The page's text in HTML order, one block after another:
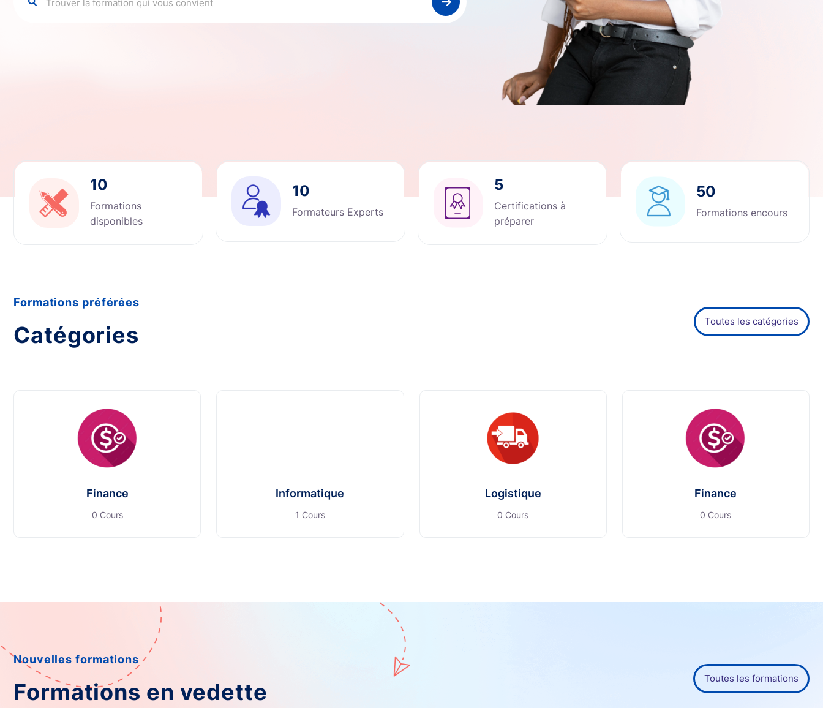
10
Formations
disponibles
10
Formateurs Experts
5
Certifications à
préparer
50
Formations encours
Formations préférées
Catégories
Toutes les catégories
Finance
0 Cours
Informatique
1 Cours
Logistique
0 Cours
Finance
0 Cours
Nouvelles formations
Formations en vedette
Toutes les formations